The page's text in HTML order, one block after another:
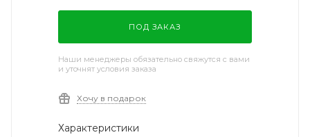
ПОД ЗАКАЗ
Наши менеджеры обязательно свяжутся с вами
и уточнят условия заказа
Хочу в подарок
Характеристики